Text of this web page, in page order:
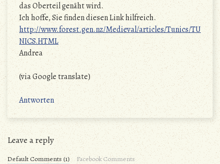
das Oberteil genäht wird.
Ich hoffe, Sie finden diesen Link hilfreich.
http://www.forest.gen.nz/Medieval/articles/Tunics/TU
NICS.HTML
Andrea
(via Google translate)
Antworten
Leave a reply
Default Comments (1) Facebook Comments